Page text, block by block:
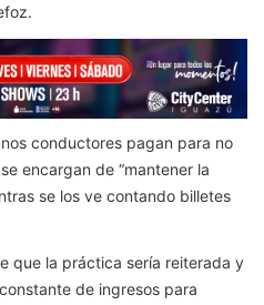
conductores pagan para no
encargan de “mantener la
se los ve contando billetes
que la práctica sería reiterada y
de ingresos para